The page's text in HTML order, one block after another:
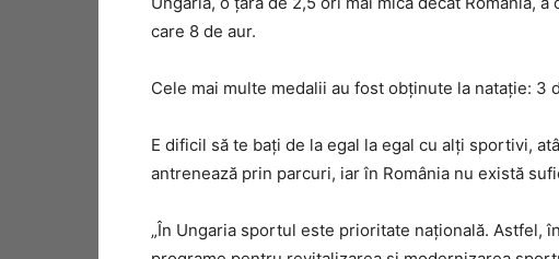
care 8 de aur.
Cele mai multe medalii au fost obţinute la nataţie: 3
E dificil să te baţi de la egal la egal cu alţi sportivi,
antrenează prin parcuri, iar în România nu există
„În Ungaria sportul este prioritate naţională. Astfel,